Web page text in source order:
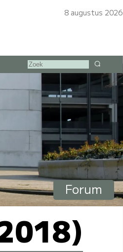
8 augustus 2026
Forum